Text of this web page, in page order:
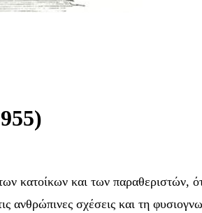
και των παραθεριστών,
σχέσεις και τη